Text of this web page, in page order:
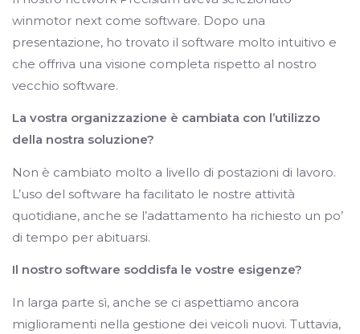
winmotor next come software. Dopo una
presentazione, ho trovato il software molto intuitivo e
che offriva una visione completa rispetto al nostro
vecchio software.
La vostra organizzazione è cambiata con l’utilizzo
della nostra soluzione?
Non è cambiato molto a livello di postazioni di lavoro.
L’uso del software ha facilitato le nostre attività
quotidiane, anche se l’adattamento ha richiesto un po’
di tempo per abituarsi.
Il nostro software soddisfa le vostre esigenze?
In larga parte sì, anche se ci aspettiamo ancora
miglioramenti nella gestione dei veicoli nuovi. Tuttavia,